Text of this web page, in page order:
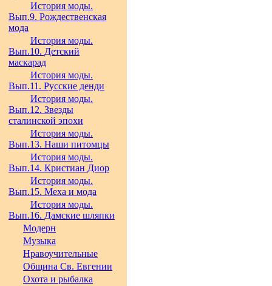
История моды.
Вып.9. Рождественская
мода
История моды.
Вып.10. Детский
маскарад
История моды.
Вып.11. Русские денди
История моды.
Вып.12. Звезды
сталинской эпохи
История моды.
Вып.13. Наши питомцы
История моды.
Вып.14. Кристиан Диор
История моды.
Вып.15. Меха и мода
История моды.
Вып.16. Дамские шляпки
Модерн
Музыка
Нравоучительные
Община Св. Евгении
Охота и рыбалка